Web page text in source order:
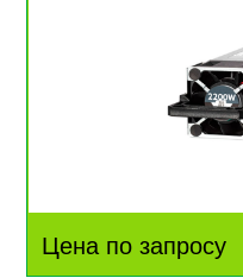
Цена по запросу